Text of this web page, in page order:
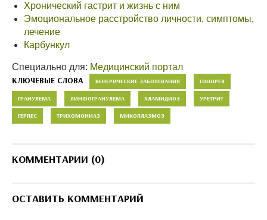
Хронический гастрит и жизнь с ним
Эмоциональное расстройство личности, симптомы,
лечение
Карбункул
Специально для: Медицинский портал
КЛЮЧЕВЫЕ СЛОВА ВЕНЕРИЧЕСКИЕ ЗАБОЛЕВАНИЯ ГОНОРЕЯ
ГРАНУЛЕМА ЛИНФОГРАНУЛЕМА ХЛАМИДИОЗ УРЕТРИТ
ГЕРПЕС ТРИХОМОНИАЗ МИКОПЛАЗМОЗ
КОММЕНТАРИИ (0)
ОСТАВИТЬ КОММЕНТАРИЙ